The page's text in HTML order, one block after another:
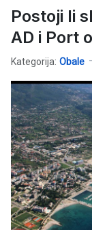
Postoji li
AD i Port
Kategorija: Obale